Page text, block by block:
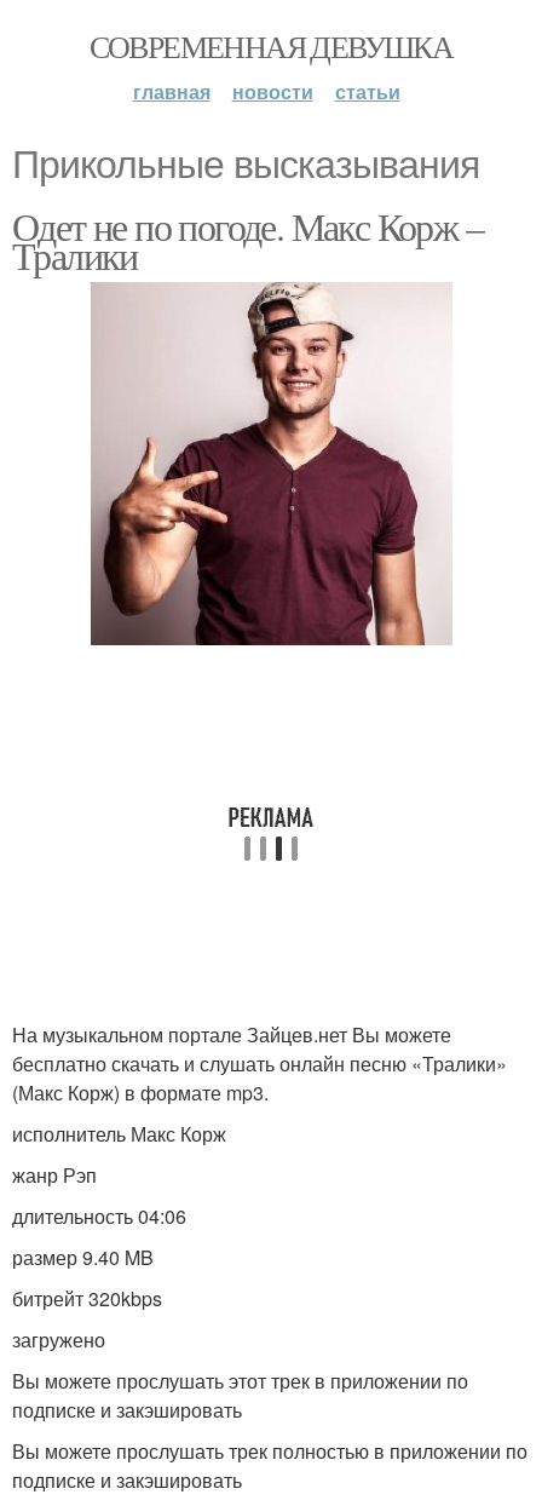
СОВРЕМЕННАЯ ДЕВУШКА
главная новости статьи
Прикольные высказывания
Одет не по погоде. Макс Корж –
Тралики
На музыкальном портале Зайцев.нет Вы можете
бесплатно скачать и слушать онлайн песню «Тралики»
(Макс Корж) в формате mp3.
исполнитель Макс Корж
жанр Рэп
длительность 04:06
размер 9.40 MB
битрейт 320kbps
загружено
Вы можете прослушать этот трек в приложении по
подписке и закэшировать
Вы можете прослушать трек полностью в приложении по
подписке и закэшировать